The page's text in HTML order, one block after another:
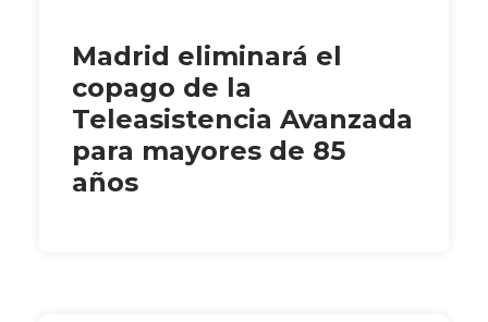
Madrid eliminará el
copago de la
Teleasistencia Avanzada
para mayores de 85
años